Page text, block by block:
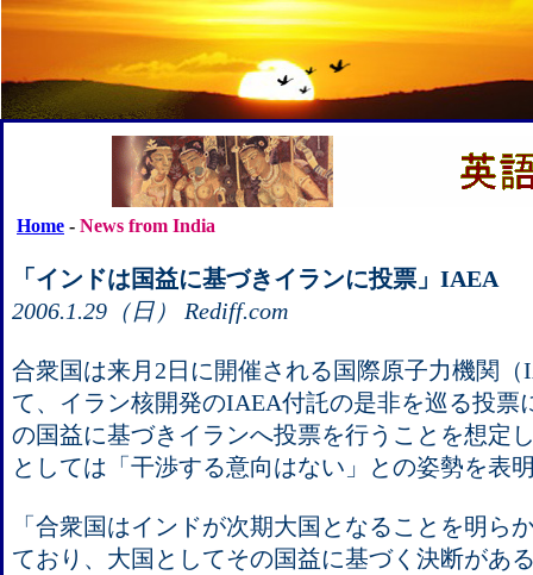
Home - News from India
「インドは国益に基づきイランに投票」IAEA
2006.1.29（日） Rediff.com
合衆国は来月2日に開催される国際原子力機関
て、イラン核開発のIAEA付託の是非を巡る投票
の国益に基づきイランへ投票を行うことを想定
としては「干渉する意向はない」との姿勢を表
「合衆国はインドが次期大国となることを明ら
ており、大国としてその国益に基づく決断があ